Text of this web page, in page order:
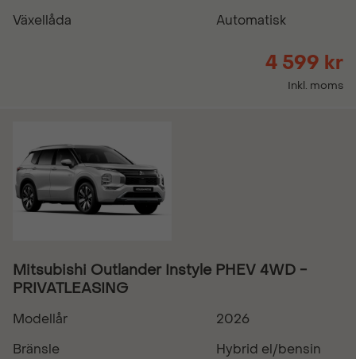
Växellåda
Automatisk
4 599 kr
Inkl. moms
Mitsubishi Outlander Instyle PHEV 4WD -
PRIVATLEASING
Modellår
2026
Bränsle
Hybrid el/bensin